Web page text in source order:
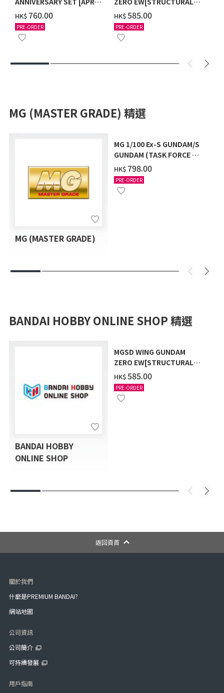
2027 DELIVERY]
HK$‌760.00
PRE-ORDER
COATING/BLACK] [2026年
12月發送]
HK$‌585.00
PRE-ORDER
MG (MASTER GRADE) 精選
MG (MASTER GRADE)
MG 1/100 Ex-S GUNDAM/S
GUNDAM (TASK FORCE α
Ver.) [2026年10月發送]
HK$‌798.00
PRE-ORDER
BANDAI HOBBY ONLINE SHOP 精選
BANDAI HOBBY
ONLINE SHOP
MGSD WING GUNDAM
ZERO EW[STRUCTURAL
COATING/BLACK] [2026年
12月發送]
HK$‌585.00
PRE-ORDER
返回頁首
關於我們
什麼是PREMIUM BANDAI?
網站地圖
公司資訊
公司簡介
可持續發展
用戶指南